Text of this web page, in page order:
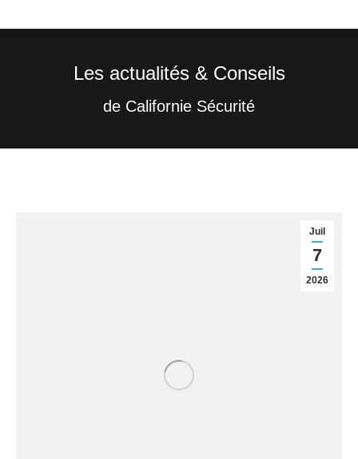
Les actualités & Conseils
de Californie Sécurité
Juil
7
2026